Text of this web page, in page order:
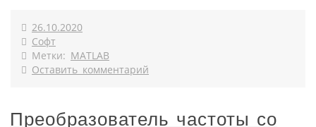
26.10.2020
Софт
Метки: MATLAB
Оставить комментарий
Преобразователь частоты со